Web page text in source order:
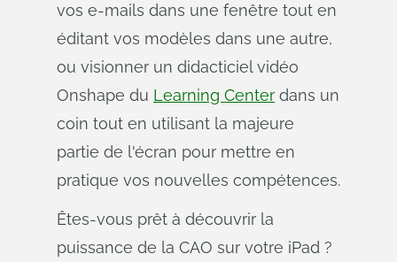
vos e-mails dans une fenêtre tout en
éditant vos modèles dans une autre,
ou visionner un didacticiel vidéo
Onshape du Learning Center dans un
coin tout en utilisant la majeure
partie de l'écran pour mettre en
pratique vos nouvelles compétences.
Êtes-vous prêt à découvrir la
puissance de la CAO sur votre iPad ?